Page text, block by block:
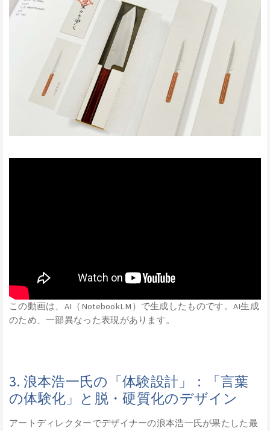
この動画は、AI（NotebookLM）で生成したものです。AI生成
のため、一部異なった表現があります。
3. 浪本浩一氏の「体験設計」：「言葉
の体験化」と脱・硬質化のデザイン
アートディレクターでデザイナーの浪本浩一氏が果たした最